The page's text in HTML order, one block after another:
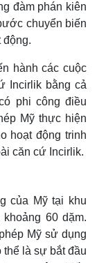
đàm phán kiên
chuyển biến
động.
hành các cuộc
Incirlik bằng cả
phi công điều
Mỹ thực hiện
hoạt động trinh
căn cứ Incirlik.
của Mỹ tại khu
60 dặm.
Mỹ sử dụng
thể là sự bắt đầu